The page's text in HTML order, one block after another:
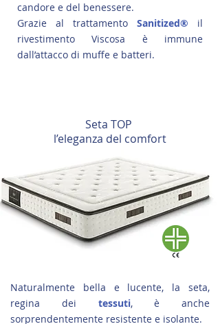
candore e del benessere.
Grazie al trattamento Sanitized® il
rivestimento Viscosa è immune
dall’attacco di muffe e batteri.
Seta TOP
l’eleganza del comfort
Naturalmente bella e lucente, la seta,
regina dei tessuti, è anche
sorprendentemente resistente e isolante.